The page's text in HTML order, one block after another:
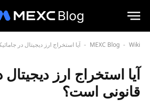
MEXC Blog - Wiki
- آیا استخراج ارز دیجیتال در
آیا استخراج ارز دیجیتال
قانونی است؟